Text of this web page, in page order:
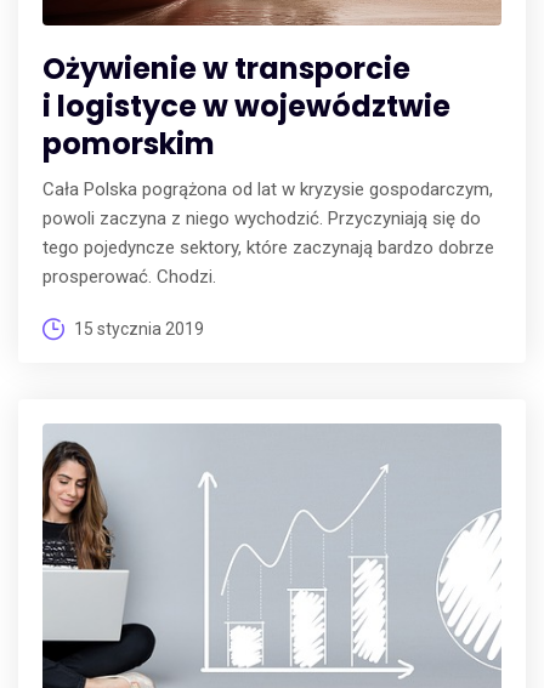
Ożywienie w transporcie
i logistyce w województwie
pomorskim
Cała Polska pogrążona od lat w kryzysie gospodarczym,
powoli zaczyna z niego wychodzić. Przyczyniają się do
tego pojedyncze sektory, które zaczynają bardzo dobrze
prosperować. Chodzi.
15 stycznia 2019